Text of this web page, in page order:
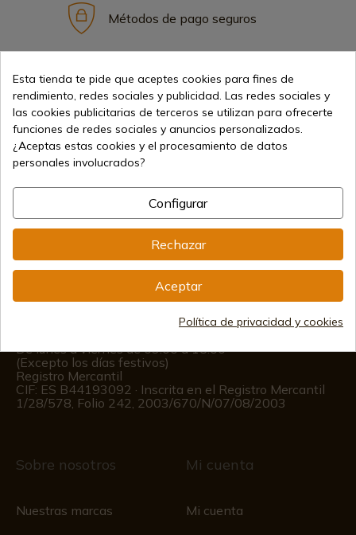
Métodos de pago seguros
Envíos internacionales
Información
(+34)978 877 088
(+34)676 850 364
De lunes a viernes de 09:00 a 15:00
(Excepto los días festivos)
Registro Mercantil
CIF: ES B44193092 · Inscrita en el Registro Mercantil
1/28/578, Folio 242, 2003/670/N/07/08/2003
Sobre nosotros
Nuestras marcas
Mi cuenta
Mi cuenta
Esta tienda te pide que aceptes cookies para fines de
rendimiento, redes sociales y publicidad. Las redes sociales y
las cookies publicitarias de terceros se utilizan para ofrecerte
funciones de redes sociales y anuncios personalizados.
¿Aceptas estas cookies y el procesamiento de datos
personales involucrados?
Configurar
Rechazar
Aceptar
Política de privacidad y cookies